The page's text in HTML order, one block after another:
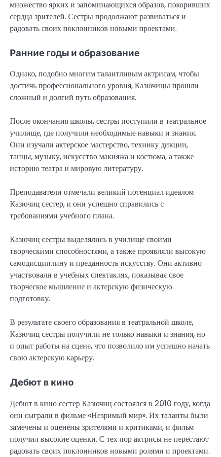
множество ярких и запоминающихся образов, покоривших
сердца зрителей. Сестры продолжают развиваться и
радовать своих поклонников новыми проектами.
Ранние годы и образование
Однако, подобно многим талантливым актрисам, чтобы
достичь профессионального уровня, Казючицы прошли
сложный и долгий путь образования.
После окончания школы, сестры поступили в театральное
училище, где получили необходимые навыки и знания.
Они изучали актерское мастерство, технику дикции,
танцы, музыку, искусство макияжа и костюма, а также
историю театра и мировую литературу.
Преподаватели отмечали великий потенциал идеалом
Казючиц сестер, и они успешно справились с
требованиями учебного плана.
Казючиц сестры выделялись в училище своими
творческими способностями, а также проявляли высокую
самодисциплину и преданность искусству. Они активно
участвовали в учебных спектаклях, показывая свое
творческое мышление и актерскую физическую
подготовку.
В результате своего образования в театральной школе,
Казючиц сестры получили не только навыки и знания, но
и опыт работы на сцене, что позволило им успешно начать
свою актерскую карьеру.
Дебют в кино
Дебют в кино сестер Казючиц состоялся в 2010 году, когда
они сыграли в фильме «Незримый мир». Их таланты были
замечены и оценены зрителями и критиками, и фильм
получил высокие оценки. С тех пор актрисы не перестают
радовать своих поклонников новыми ролями и проектами.